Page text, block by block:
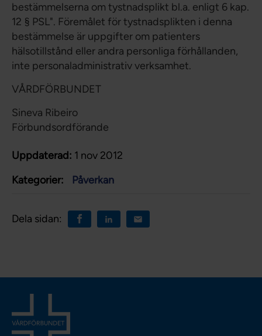
bestämmelserna om tystnadsplikt bl.a. enligt 6 kap.
12 § PSL". Föremålet för tystnadsplikten i denna
bestämmelse är uppgifter om patienters
hälsotillstånd eller andra personliga förhållanden,
inte personaladministrativ verksamhet.
VÅRDFÖRBUNDET
Sineva Ribeiro
Förbundsordförande
Uppdaterad: 1 nov 2012
Kategorier:
Påverkan
Dela sidan: